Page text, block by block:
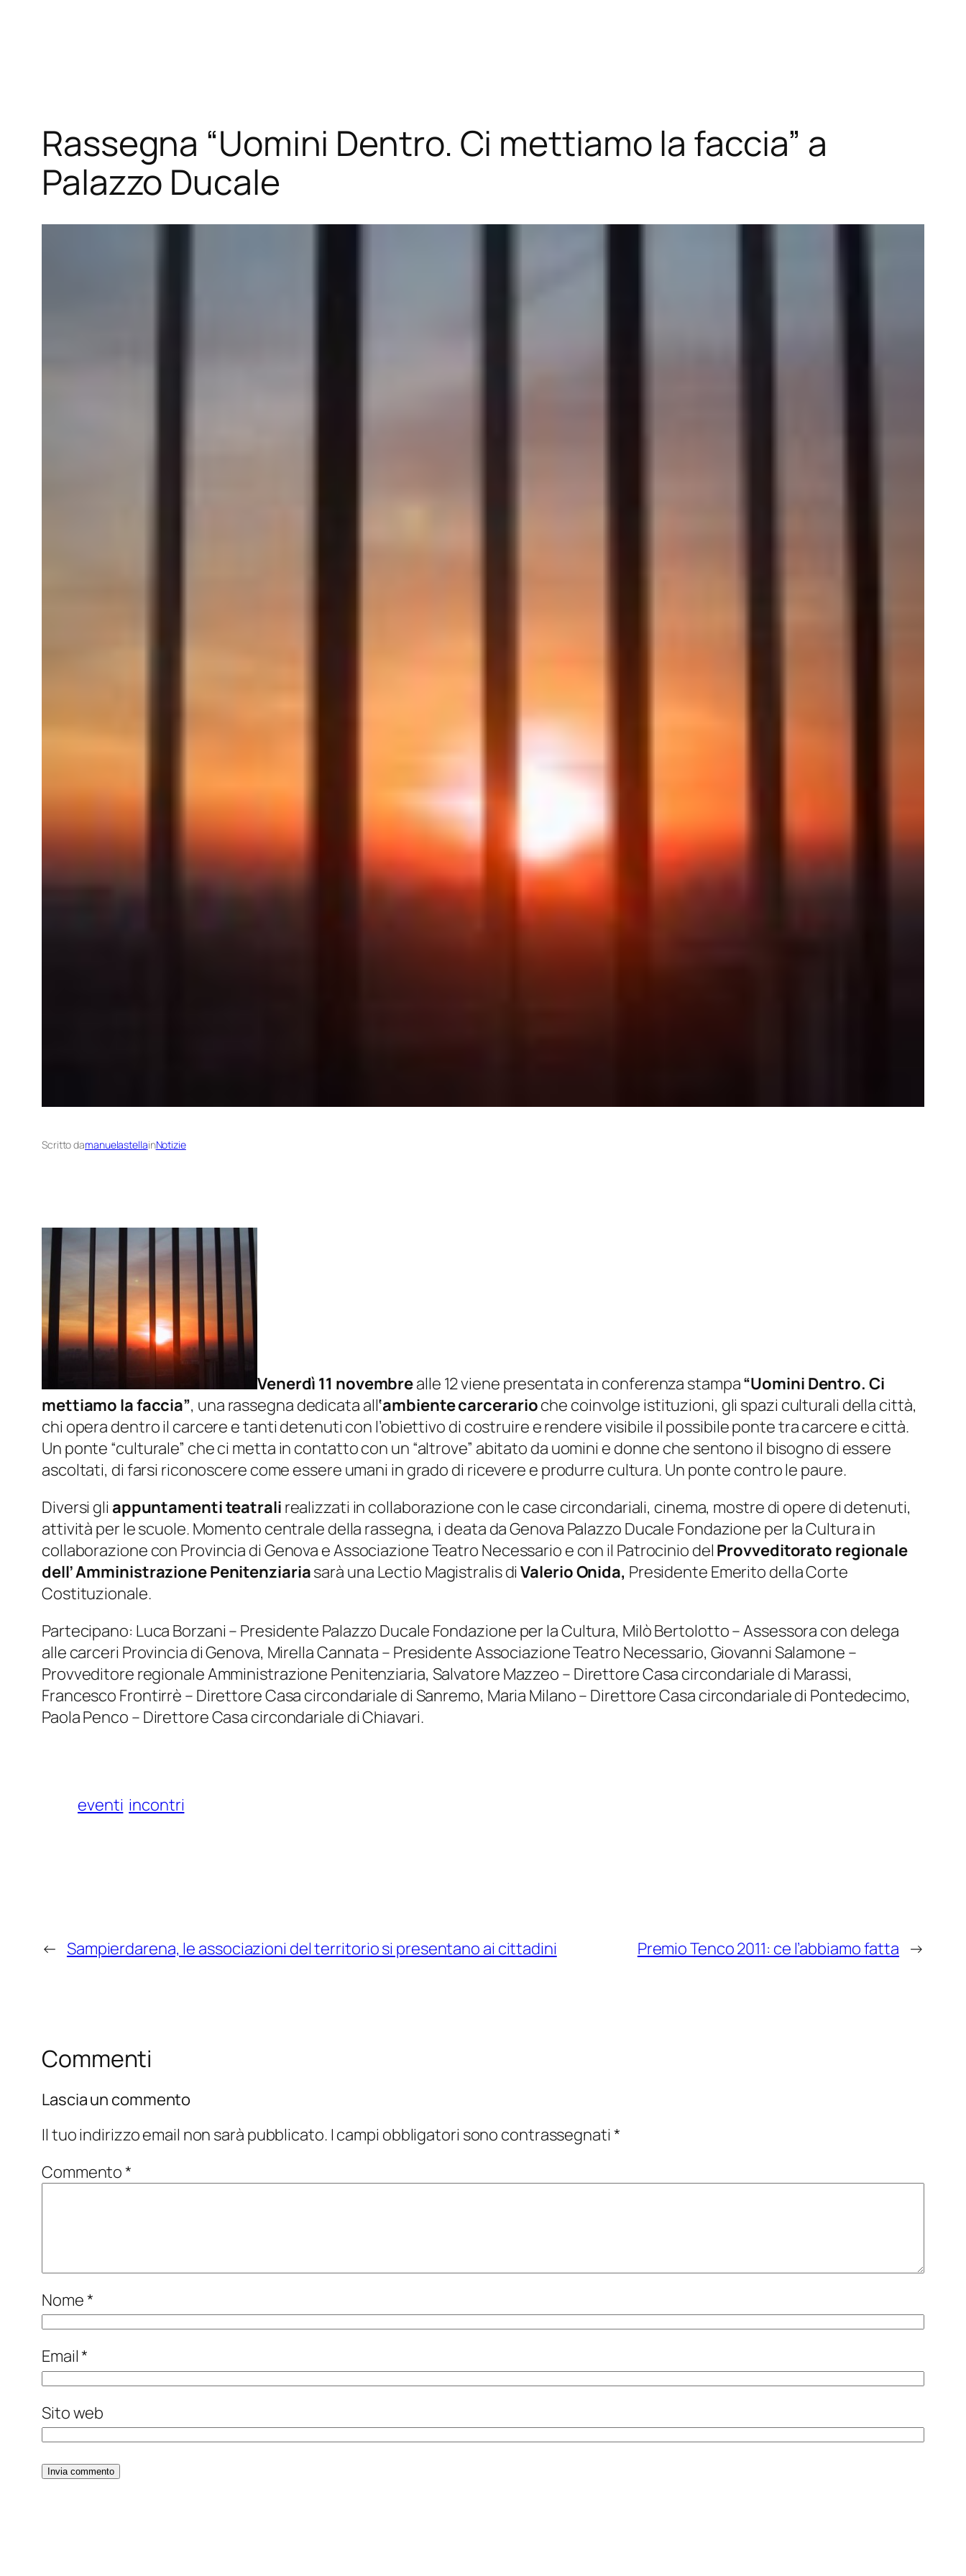
Rassegna “Uomini Dentro. Ci mettiamo la faccia” a
Palazzo Ducale
Scritto damanuelastellainNotizie
Venerdì 11 novembrealle 12 viene presentata in conferenza stampa“Uomini Dentro. Ci
mettiamo la faccia”, una rassegna dedicata all‘ambiente carcerarioche coinvolge istituzioni, gli spazi culturali della città,
chi opera dentro il carcere e tanti detenuti con l’obiettivo di costruire e rendere visibile il possibile ponte tra carcere e città.
Un ponte “culturale” che ci metta in contatto con un “altrove” abitato da uomini e donne che sentono il bisogno di essere
ascoltati, di farsi riconoscere come essere umani in grado di ricevere e produrre cultura. Un ponte contro le paure.
Diversi gli appuntamenti teatrali realizzati in collaborazione con le case circondariali, cinema, mostre di opere di detenuti,
attività per le scuole. Momento centrale della rassegna, i deata da Genova Palazzo Ducale Fondazione per la Cultura in
collaborazione con Provincia di Genova e Associazione Teatro Necessario e con il Patrocinio del Provveditorato regionale
dell’ Amministrazione Penitenziariasarà una Lectio Magistralis diValerio Onida, Presidente Emerito della Corte
Costituzionale.
Partecipano: Luca Borzani – Presidente Palazzo Ducale Fondazione per la Cultura, Milò Bertolotto – Assessora con delega
alle carceri Provincia di Genova, Mirella Cannata – Presidente Associazione Teatro Necessario, Giovanni Salamone –
Provveditore regionale Amministrazione Penitenziaria, Salvatore Mazzeo – Direttore Casa circondariale di Marassi,
Francesco Frontirrè – Direttore Casa circondariale di Sanremo, Maria Milano – Direttore Casa circondariale di Pontedecimo,
Paola Penco – Direttore Casa circondariale di Chiavari.
eventi incontri
← Sampierdarena, le associazioni del territorio si presentano ai cittadini Premio Tenco 2011: ce l’abbiamo fatta →
Commenti
Lascia un commento
Il tuo indirizzo email non sarà pubblicato. I campi obbligatori sono contrassegnati *
Commento*
Nome*
Email*
Sito web